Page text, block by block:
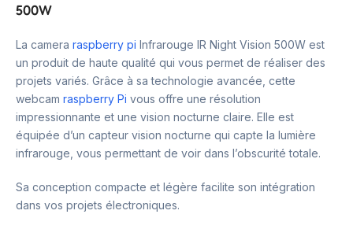
500W
La camera raspberry pi Infrarouge IR Night Vision 500W est
un produit de haute qualité qui vous permet de réaliser des
projets variés. Grâce à sa technologie avancée, cette
webcam raspberry Pi vous offre une résolution
impressionnante et une vision nocturne claire. Elle est
équipée d’un capteur vision nocturne qui capte la lumière
infrarouge, vous permettant de voir dans l’obscurité totale.
Sa conception compacte et légère facilite son intégration
dans vos projets électroniques.